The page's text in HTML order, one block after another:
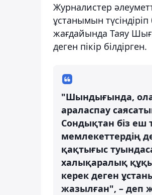
Журналистер
ұстанымын
жағдайында Таяу
деген пікір білдірген.
"Шындығында,
араласпау
Сондықтан біз
мемлекеттердің
қақтығыс
халықаралық
керек деген
жазылған", – деп